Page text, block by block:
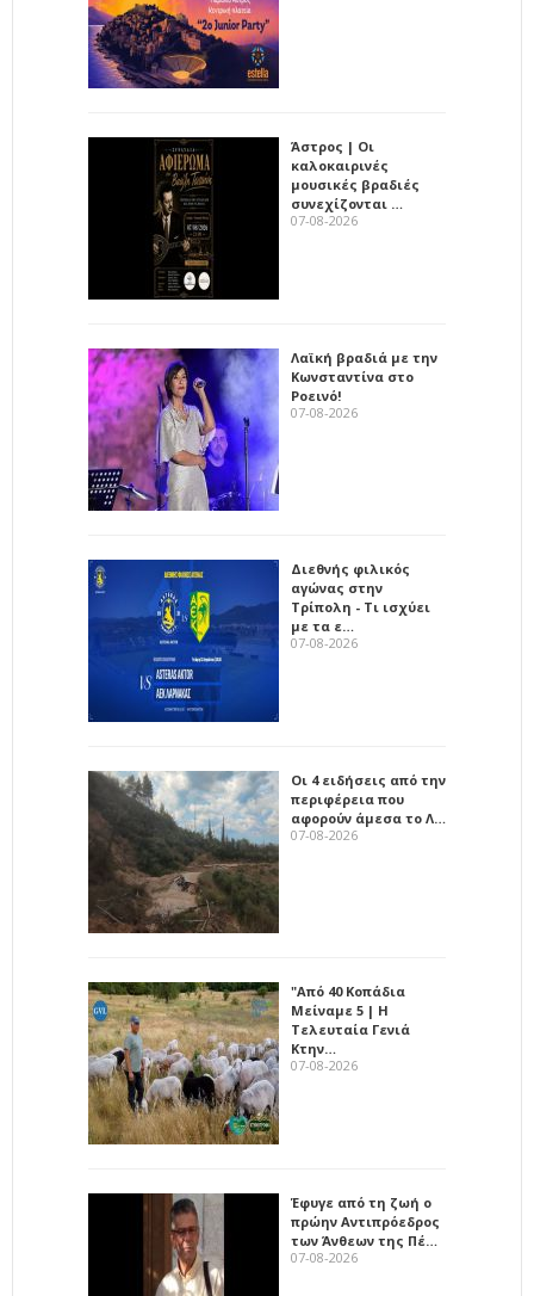
Άστρος | Οι
καλοκαιρινές
μουσικές βραδιές
συνεχίζονται …
07-08-2026
Λαϊκή βραδιά με την
Κωνσταντίνα στο
Ροεινό!
07-08-2026
Διεθνής φιλικός
αγώνας στην
Τρίπολη - Τι ισχύει
με τα ε…
07-08-2026
Οι 4 ειδήσεις από την
περιφέρεια που
αφορούν άμεσα το Λ…
07-08-2026
"Από 40 Κοπάδια
Μείναμε 5 | Η
Τελευταία Γενιά
Κτην…
07-08-2026
Έφυγε από τη ζωή ο
πρώην Αντιπρόεδρος
των Άνθεων της Πέ…
07-08-2026